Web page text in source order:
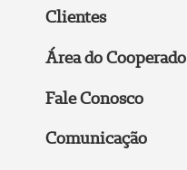
Clientes
Área do Cooperado
Fale Conosco
Comunicação